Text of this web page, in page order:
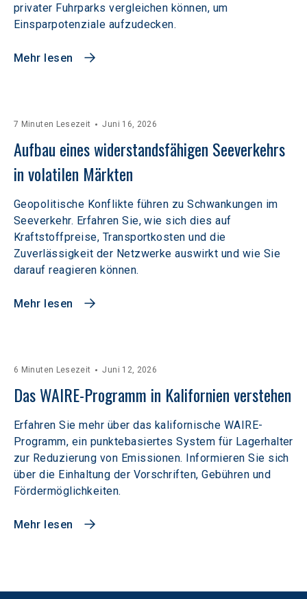
privater Fuhrparks vergleichen können, um
Einsparpotenziale aufzudecken.
Mehr lesen
7 Minuten Lesezeit Juni 16, 2026
Aufbau eines widerstandsfähigen Seeverkehrs
in volatilen Märkten
Geopolitische Konflikte führen zu Schwankungen im
Seeverkehr. Erfahren Sie, wie sich dies auf
Kraftstoffpreise, Transportkosten und die
Zuverlässigkeit der Netzwerke auswirkt und wie Sie
darauf reagieren können.
Mehr lesen
6 Minuten Lesezeit Juni 12, 2026
Das WAIRE-Programm in Kalifornien verstehen
Erfahren Sie mehr über das kalifornische WAIRE-
Programm, ein punktebasiertes System für Lagerhalter
zur Reduzierung von Emissionen. Informieren Sie sich
über die Einhaltung der Vorschriften, Gebühren und
Fördermöglichkeiten.
Mehr lesen